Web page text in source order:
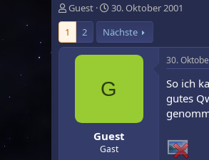
E
r
s
t
Guest
E
r
s
t
e
l
t
m
30. Oktober 2001
1
2 Nächste
G
Guest
Gast
30.
So ich
gutes